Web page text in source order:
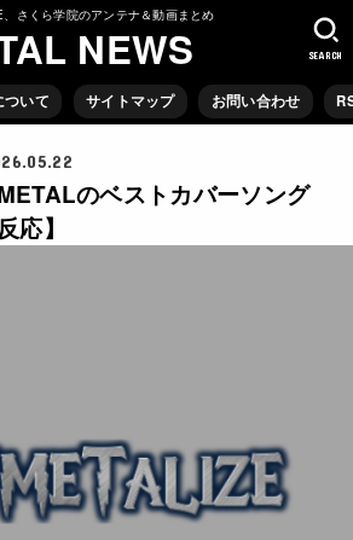
さくら学院のアンテナ＆動画まとめ
NEWS
ついて サイトマップ お問い合わせ
SEARCH
のベストカバーソング
】